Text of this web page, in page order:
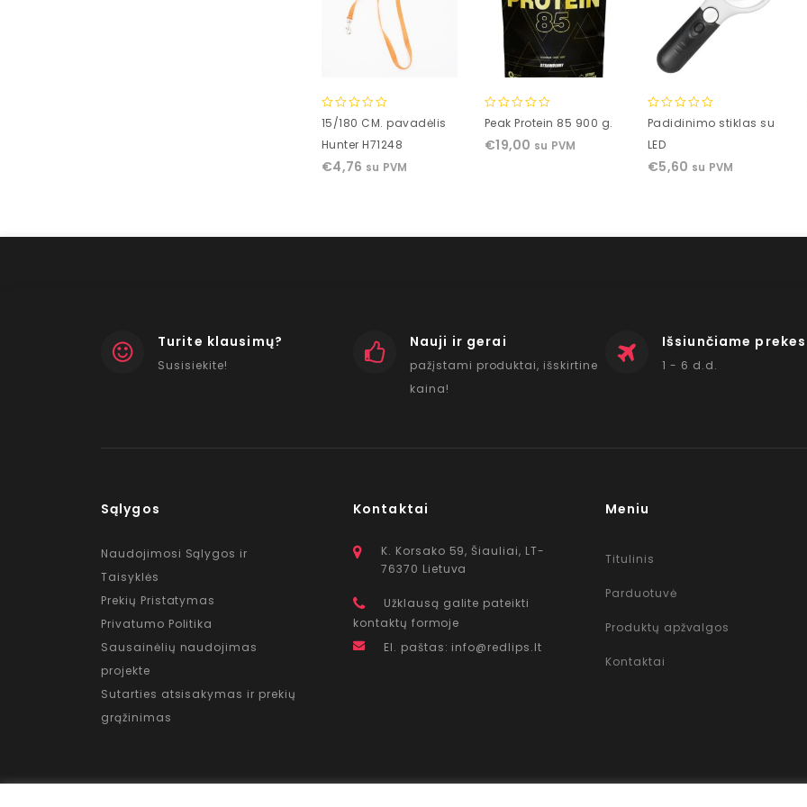
0
of
5
15/180 CM. pavadėlis
Hunter H71248
€4,76 su PVM
0
of
Peak Protein 85 900 g.
€19,00 su PVM
0
of
5
Padidinimo stiklas su
LED
€5,60 su PVM
Turite klausimų?
Susisiekite!
Nauji ir gerai
pažįstami produktai, išskirtine
kaina!
Išsiunčiame
1 - 6 d.d.
Sąlygos
Naudojimosi Sąlygos ir
Taisyklės
Prekių Pristatymas
Privatumo Politika
Sausainėlių naudojimas
projekte
Sutarties atsisakymas ir prekių
grąžinimas
Kontaktai
K. Korsako 59, Šiauliai, LT-
76370 Lietuva
Užklausą galite pateikti
kontaktų formoje
El. paštas: info@redlips.lt
Meniu
Titulinis
Parduotuvė
Produktų apžvalgos
Kontaktai